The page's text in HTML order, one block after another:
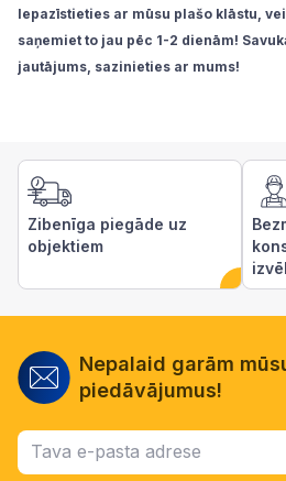
Iepazīstieties ar mūsu plašo klāstu,
saņemiet to jau pēc 1-2 dienām!
jautājums, sazinieties ar mums!
Zibenīga piegāde uz
objektiem
Nepalaid garām
piedāvājumus!